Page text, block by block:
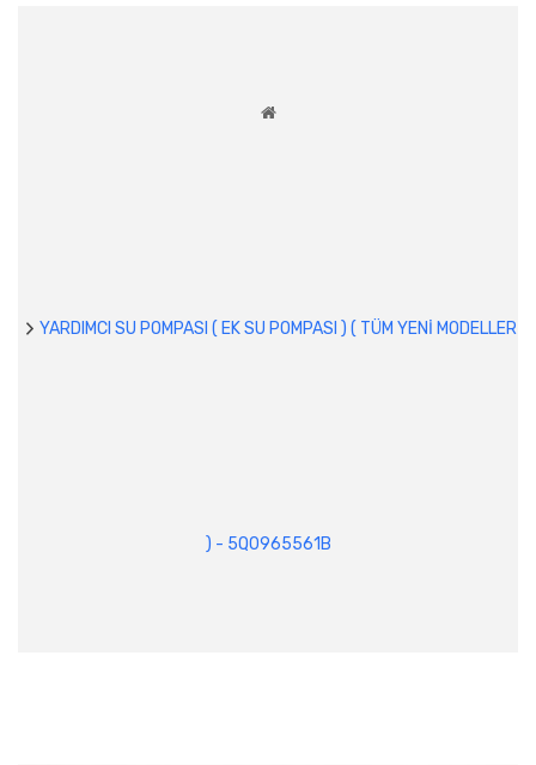
YARDIMCI SU POMPASI ( EK SU POMPASI ) ( TÜM YENİ MODELLER
) - 5Q0965561B